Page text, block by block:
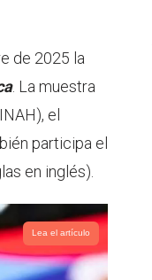
de 2025 la
. La muestra
el
participa el
en inglés).
Lea el artículo